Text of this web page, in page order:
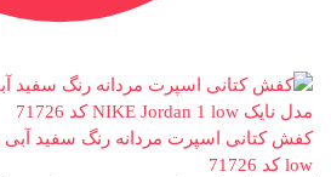
low کد 71726